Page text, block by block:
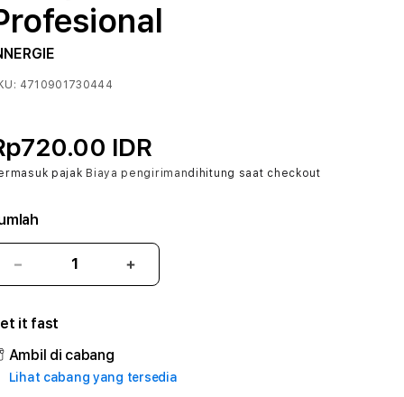
4710901730444
IDR
pajak Biaya pengirimandihitung saat checkout
Kurangi
jumlah
MUARA777
#2
Catherine
Sophro
Tambah
jumlah
Catherine
Sophro
it fast
Ambil di cabang
Lihat cabang yang tersedia